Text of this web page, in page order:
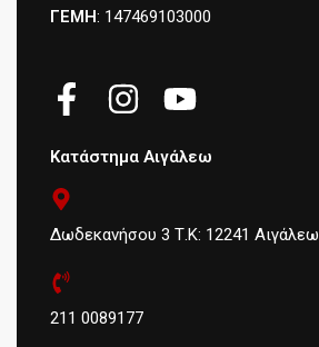
ΓΕΜΗ: 147469103000
Κατάστημα Αιγάλεω
Δωδεκανήσου 3 Τ.Κ: 12241 Αιγάλεω
211 0089177